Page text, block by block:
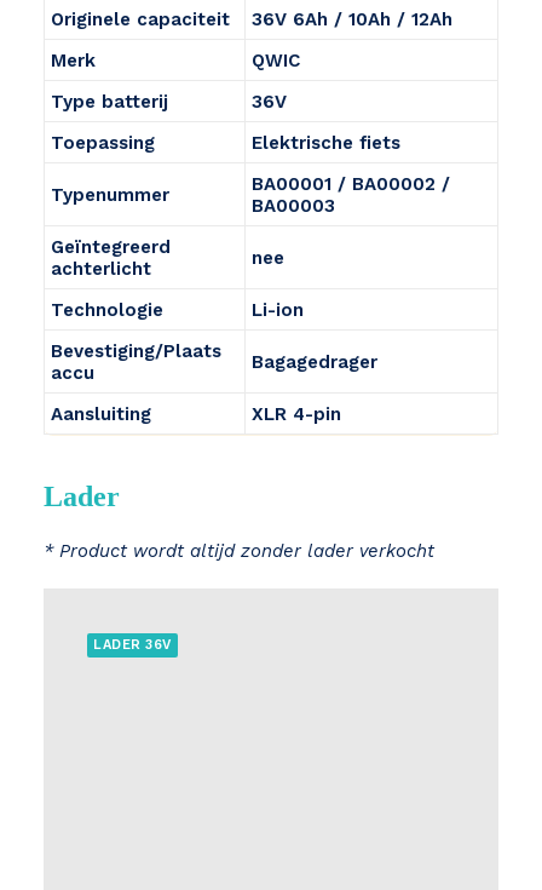
Originele capaciteit
36V 6Ah / 10Ah / 12Ah
Merk
QWIC
Type batterij
36V
Toepassing
Elektrische fiets
Typenummer
BA00001 / BA00002 /
BA00003
Geïntegreerd
achterlicht
nee
Technologie
Li-ion
Bevestiging/Plaats
accu
Bagagedrager
Aansluiting XLR 4-pin
Lader
* Product wordt altijd zonder lader verkocht
LADER 36V